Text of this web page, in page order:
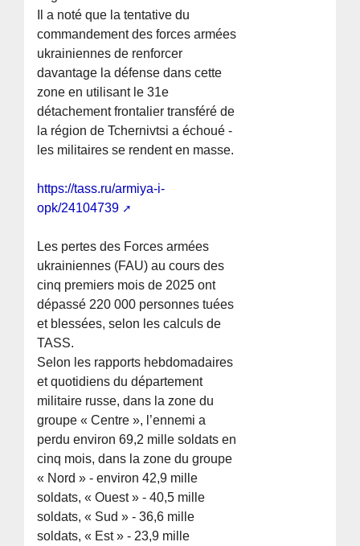
Il a noté que la tentative du
commandement des forces armées
ukrainiennes de renforcer
davantage la défense dans cette
zone en utilisant le 31e
détachement frontalier transféré de
la région de Tchernivtsi a échoué -
les militaires se rendent en masse.
https://tass.ru/armiya-i-
opk/24104739
Les pertes des Forces armées
ukrainiennes (FAU) au cours des
cinq premiers mois de 2025 ont
dépassé 220 000 personnes tuées
et blessées, selon les calculs de
TASS.
Selon les rapports hebdomadaires
et quotidiens du département
militaire russe, dans la zone du
groupe « Centre », l’ennemi a
perdu environ 69,2 mille soldats en
cinq mois, dans la zone du groupe
« Nord » - environ 42,9 mille
soldats, « Ouest » - 40,5 mille
soldats, « Sud » - 36,6 mille
soldats, « Est » - 23,9 mille